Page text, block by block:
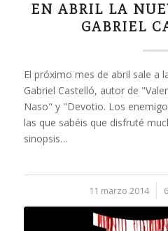
EN ABRIL LA
GABRIEL
El próximo mes de abril sale a
Gabriel Castelló, autor de
Naso" y "Devotio. Los
las que sabéis que disfruté
sinopsis…
11 marzo 2014
/